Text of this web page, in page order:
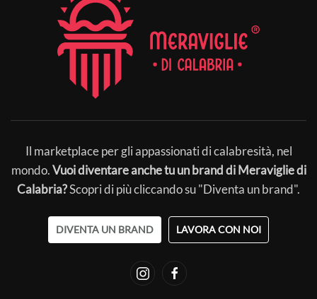
Il marketplace per gli appassionati di calabresità, nel
mondo.Vuoi diventare anche tu un brand di Meraviglie di
Calabria?Scopri di più cliccando su "Diventa un brand".
DIVENTA UN BRAND LAVORA CON NOI